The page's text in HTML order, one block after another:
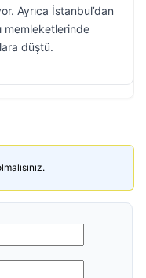
Ayrıca İstanbul’dan
memleketlerinde
düştü.